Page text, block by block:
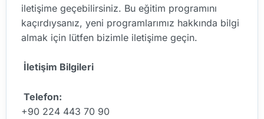
iletişime geçebilirsiniz. Bu eğitim programını
kaçırdıysanız, yeni programlarımız hakkında bilgi
almak için lütfen bizimle iletişime geçin.
İletişim Bilgileri
Telefon:
+90 224 443 70 90